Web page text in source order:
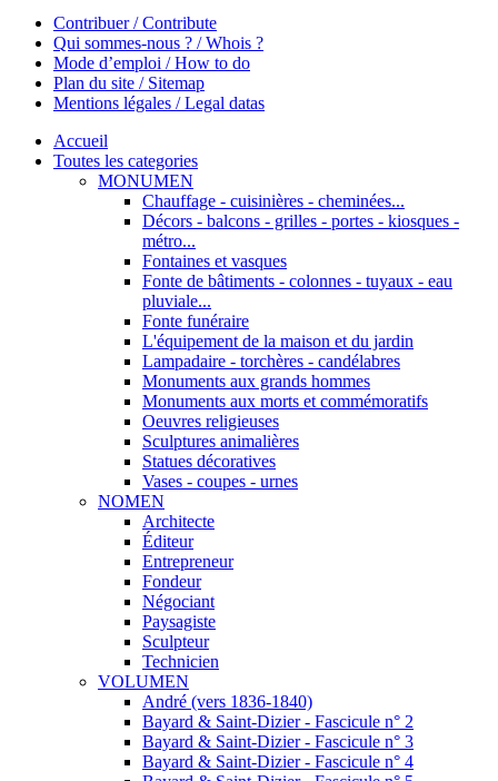
Contribuer / Contribute
Qui sommes-nous ? / Whois ?
Mode d’emploi / How to do
Plan du site / Sitemap
Mentions légales / Legal datas
Accueil
Toutes les categories
MONUMEN
Chauffage - cuisinières - cheminées...
Décors - balcons - grilles - portes - kiosques -
métro...
Fontaines et vasques
Fonte de bâtiments - colonnes - tuyaux - eau
pluviale...
Fonte funéraire
L'équipement de la maison et du jardin
Lampadaire - torchères - candélabres
Monuments aux grands hommes
Monuments aux morts et commémoratifs
Oeuvres religieuses
Sculptures animalières
Statues décoratives
Vases - coupes - urnes
NOMEN
Architecte
Éditeur
Entrepreneur
Fondeur
Négociant
Paysagiste
Sculpteur
Technicien
VOLUMEN
André (vers 1836-1840)
Bayard & Saint-Dizier - Fascicule n° 2
Bayard & Saint-Dizier - Fascicule n° 3
Bayard & Saint-Dizier - Fascicule n° 4